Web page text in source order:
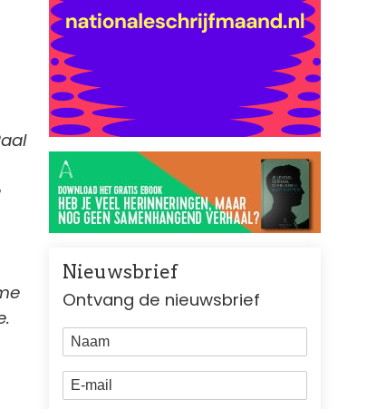
Nieuwsbrief
Ontvang de nieuwsbrief
Naam
E-mail